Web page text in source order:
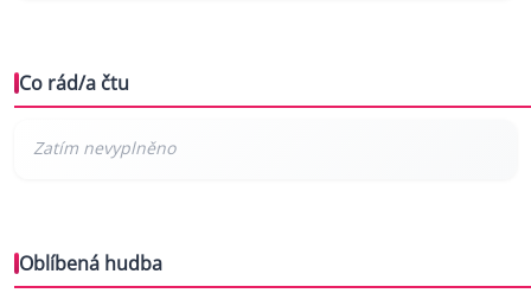
Co rád/a čtu
Oblíbená hudba